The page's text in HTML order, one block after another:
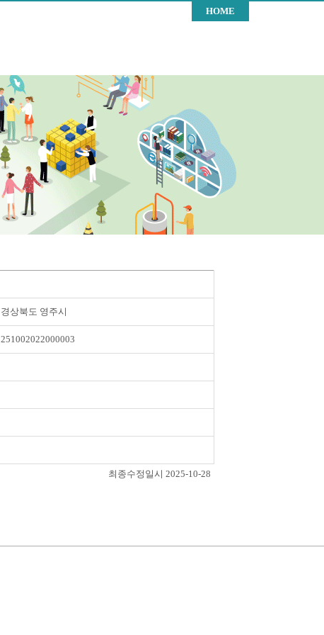
HOME
경상북도 영주시
251002022000003
최종수정일시 2025-10-28